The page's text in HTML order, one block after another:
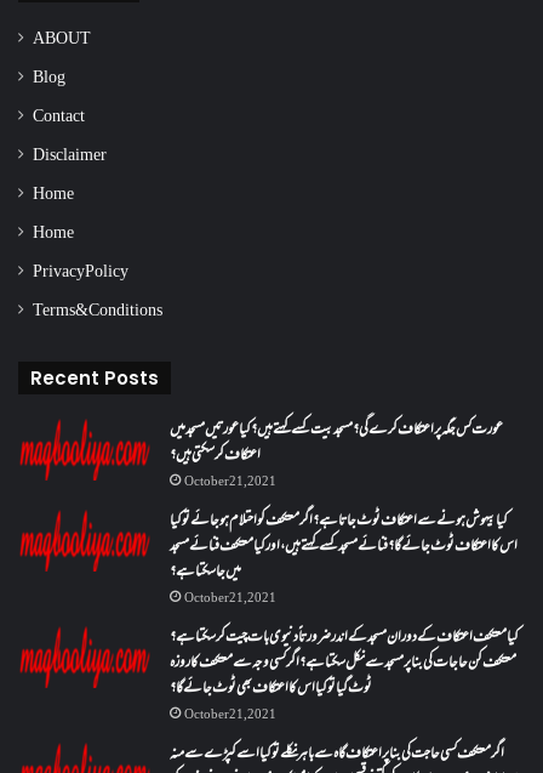
ABOUT
Blog
Contact
Disclaimer
Home
Home
Privacy Policy
Terms & Conditions
Recent Posts
عورت کس جگہ پر اعتکاف کرے گی؟مسجد بیت کسے کہتے ہیں؟کیا عورتیں مسجد میں
اعتکاف کر سکتی ہیں؟
October 21, 2021
کیا بیہوش ہونے سے اعتکاف ٹوٹ جاتا ہے؟ اگر معتکف کو احتلام ہو جائے تو کیا
اس کا اعتکاف ٹوٹ جائے گا؟فنائے مسجد کسے کہتے ہیں ، اور کیا معتکف فنائے مسجد
میں جا سکتا ہے؟
October 21, 2021
کیا معتکف اعتکاف کے دوران مسجد کے اندر ضرورتاً دنیوی بات چیت کر سکتا ہے؟
معتکف کن حاجات کی بنا پر مسجد سے نکل سکتا ہے؟ اگر کسی وجہ سے معتکف کا روزہ
ٹوٹ گیا تو کیا اس کا اعتکاف بھی ٹوٹ جائے گا؟
October 21, 2021
اگر معتکف کسی حاجت کی بنا پر اعتکاف گاہ سے باہر نکلے تو کیا اسے کپڑے سے منہ